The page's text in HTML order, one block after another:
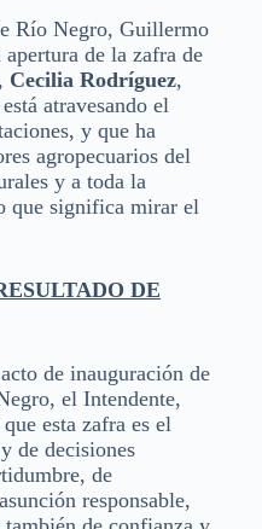
Río Negro, Guillermo
de la zafra de
Cecilia Rodríguez,
atravesando el
y que ha
agropecuarios del
y a toda la
que significa mirar el
DE
de inauguración de
el Intendente,
esta zafra es el
de decisiones
de
responsable,